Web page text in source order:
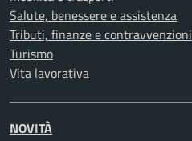
Salute, benessere e assistenza
Tributi, finanze e contravvenzioni
Turismo
Vita lavorativa
NOVITÀ